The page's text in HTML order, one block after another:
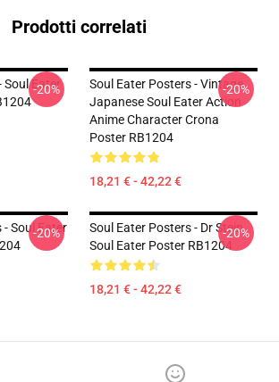
Prodotti correlati
Eater
-20%
Soul Eater Posters - Vintage
Japanese Soul Eater Action
Anime Character Crona
Poster RB1204
18,21 € - 42,22 €
-20%
Soul Eater
-20%
Soul Eater Posters - Dr Stein
Soul Eater Poster RB1204
18,21 € - 42,22 €
-20%